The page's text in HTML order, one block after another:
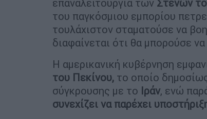
επαναλειτουργία των Στενών
του παγκόσμιου εμπορίου
τουλάχιστον σταματούσε να
διαφαίνεται ότι θα μπορούσε
Η αμερικανική κυβέρνηση
του Πεκίνου, το οποίο
σύγκρουσης με το Ιράν, ενώ
συνεχίζει να παρέχει